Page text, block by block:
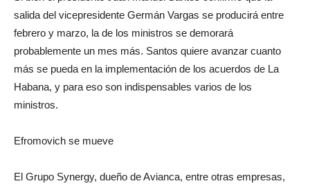
salida del vicepresidente Germán Vargas se producirá entre
febrero y marzo, la de los ministros se demorará
probablemente un mes más. Santos quiere avanzar cuanto
más se pueda en la implementación de los acuerdos de La
Habana, y para eso son indispensables varios de los
ministros.
Efromovich se mueve
El Grupo Synergy, dueño de Avianca, entre otras empresas,